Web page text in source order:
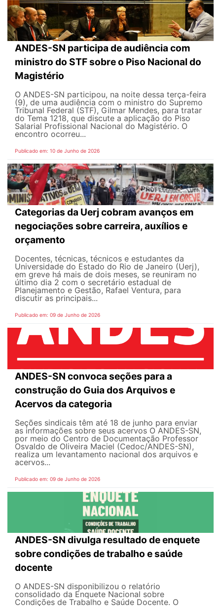
ANDES-SN participa de audiência com
ministro do STF sobre o Piso Nacional do
Magistério
O ANDES-SN participou, na noite dessa terça-feira
(9), de uma audiência com o ministro do Supremo
Tribunal Federal (STF), Gilmar Mendes, para tratar
do Tema 1218, que discute a aplicação do Piso
Salarial Profissional Nacional do Magistério. O
encontro ocorreu...
Publicado em: 10 de Junho de 2026
Categorias da Uerj cobram avanços em
negociações sobre carreira, auxílios e
orçamento
Docentes, técnicas, técnicos e estudantes da
Universidade do Estado do Rio de Janeiro (Uerj),
em greve há mais de dois meses, se reuniram no
último dia 2 com o secretário estadual de
Planejamento e Gestão, Rafael Ventura, para
discutir as principais...
Publicado em: 09 de Junho de 2026
ANDES-SN convoca seções para a
construção do Guia dos Arquivos e
Acervos da categoria
Seções sindicais têm até 18 de junho para enviar
as informações sobre seus acervos O ANDES-SN,
por meio do Centro de Documentação Professor
Osvaldo de Oliveira Maciel (Cedoc/ANDES-SN),
realiza um levantamento nacional dos arquivos e
acervos...
Publicado em: 09 de Junho de 2026
ANDES-SN divulga resultado de enquete
sobre condições de trabalho e saúde
docente
O ANDES-SN disponibilizou o relatório
consolidado da Enquete Nacional sobre
Condições de Trabalho e Saúde Docente. O